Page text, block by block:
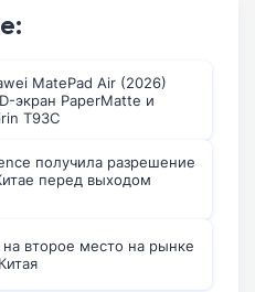
MatePad Air (2026)
экран PaperMatte и
T93C
получила разрешение
перед выходом
второе место на рынке